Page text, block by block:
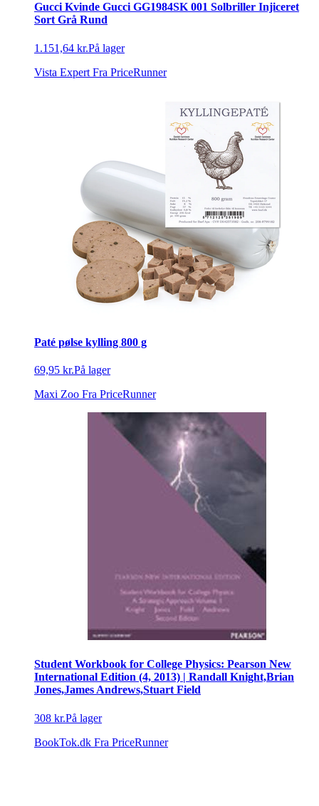
Gucci Kvinde Gucci GG1984SK 001 Solbriller Injiceret
Sort Grå Rund
1.151,64 kr.På lager
Vista Expert Fra PriceRunner
Paté pølse kylling 800 g
69,95 kr.På lager
Maxi Zoo Fra PriceRunner
Student Workbook for College Physics: Pearson New
International Edition (4, 2013) | Randall Knight,Brian
Jones,James Andrews,Stuart Field
308 kr.På lager
BookTok.dk Fra PriceRunner